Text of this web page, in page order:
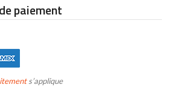
paiement
s’applique